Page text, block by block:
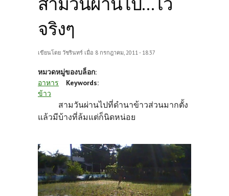
จริงๆ
เขียนโดย วัชรินทร์ เมื่อ 8 กรกฎาคม, 2011 - 18:37
หมวดหมู่ของบล็อก:
อาหาร
Keywords:
ข้าว
สามวันผ่านไปที่ดำนาข้าวส่วนมากตั้ง
แล้วมีบ้างที่ล้มแต่ก็นิดหน่อย